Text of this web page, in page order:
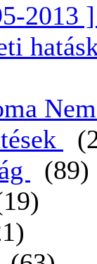
2013
(89)